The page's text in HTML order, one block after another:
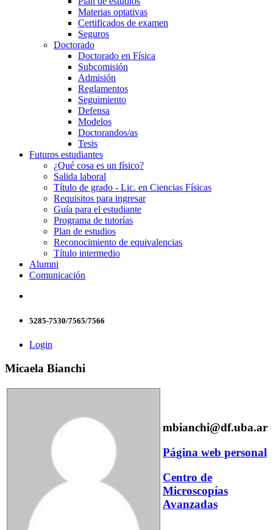
Materias optativas
Certificados de examen
Seguros
Doctorado
Doctorado en Física
Subcomisión
Admisión
Reglamentos
Seguimiento
Defensa
Modelos
Doctorandos/as
Tesis
Futuros estudiantes
¿Qué cosa es un físico?
Salida laboral
Título de grado - Lic. en Ciencias Físicas
Requisitos para ingresar
Guía para el estudiante
Programa de tutorías
Plan de estudios
Reconocimiento de equivalencias
Título intermedio
Alumni
Comunicación
5285-7530/7565/7566
Login
Micaela Bianchi
mbianchi@df.uba.ar
Página web personal
Centro de
Microscopías
Avanzadas